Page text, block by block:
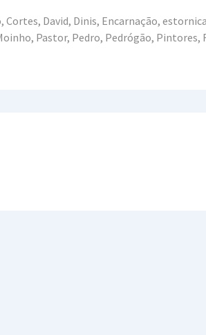
David, Dinis, Encarnação,
Pastor, Pedro, Pedrógão, Pintores,